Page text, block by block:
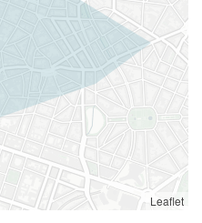
Leaflet